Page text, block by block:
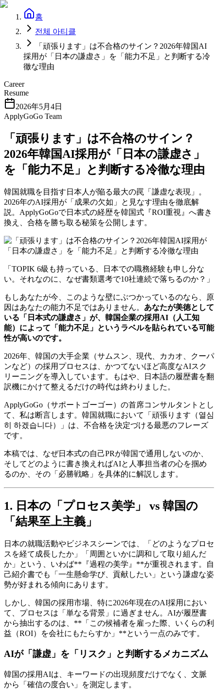
홈
전체 아티클
「頑張ります」は不合格のサイン？2026年韓国AI
採用が「日本の謙虚さ」を「能力不足」と判断する冷
徹な理由
Career
Resume
2026年5月4日
ApplyGoGo Team
「頑張ります」は不合格のサイン？
2026年韓国AI採用が「日本の謙虚さ」
を「能力不足」と判断する冷徹な理由
韓国就職を目指す日本人が陥る最大の罠「謙虚な表現」。
2026年のAI採用が「成果の欠如」と見なす理由を徹底解
説。ApplyGoGoで日本式の経歴を韓国式『ROI重視』へ書き
換え、合格を勝ち取る秘策を公開します。
「TOPIK 6級も持っている、日本での職務経験も申し分な
い。それなのに、なぜ書類選考で10社連続で落ちるのか？」
もしあなたが今、このような壁にぶつかっているのなら、原
因はあなたの能力不足ではありません。 あなたが美徳として
いる「日本式の謙虚さ」が、韓国企業の採用AI（人工知
能）によって「能力不足」というラベルを貼られている可能
性が高いのです。
2026年、韓国の大手企業（サムスン、現代、カカオ、クーパ
ンなど）の採用プロセスは、かつてないほど高度なAIスク
リーニングを導入しています。もはや、日本語の履歴書を翻
訳機にかけて整えるだけの時代は終わりました。
ApplyGoGo（サポートゴーゴー）の首席コンサルタントとし
て、私は断言します。韓国就職において「頑張ります（열심
히 하겠습니다）」は、不合格を決定づける最悪のフレーズ
です。
本稿では、なぜ日本式の自己PRが韓国で通用しないのか、
そしてどのように書き換えればAIと人事担当者の心を掴め
るのか、その「必勝戦略」を具体的に解説します。
1. 日本の「プロセス美学」 vs 韓国の
「結果至上主義」
日本の就職活動やビジネスシーンでは、「どのようなプロセ
スを経て成長したか」「周囲といかに調和して取り組んだ
か」という、いわば**『過程の美学』**が重視されます。自
己紹介書でも「一生懸命学び、貢献したい」という謙虚な姿
勢が好まれる傾向にあります。
しかし、韓国の採用市場、特に2026年現在のAI採用におい
て、プロセスは「単なる背景」に過ぎません。AIが履歴書
から抽出するのは、**「この候補者を雇った際、いくらの利
益（ROI）を会社にもたらすか」**という一点のみです。
AIが「謙虚」を「リスク」と判断するメカニズム
韓国の採用AIは、キーワードの出現頻度だけでなく、文脈
から「確信の度合い」を測定します。